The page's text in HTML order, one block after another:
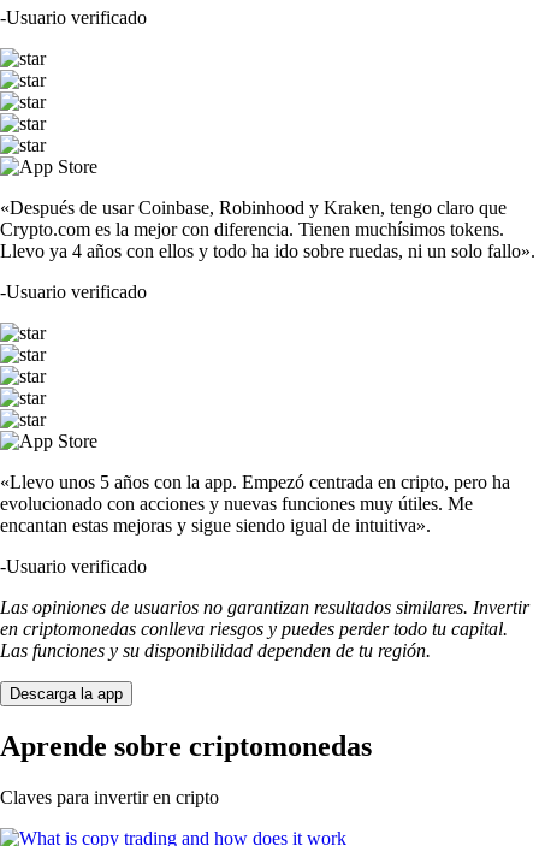
-Usuario verificado
«Después de usar Coinbase, Robinhood y Kraken, tengo claro que
Crypto.com es la mejor con diferencia. Tienen muchísimos tokens.
Llevo ya 4 años con ellos y todo ha ido sobre ruedas, ni un solo fallo».
-Usuario verificado
«Llevo unos 5 años con la app. Empezó centrada en cripto, pero ha
evolucionado con acciones y nuevas funciones muy útiles. Me
encantan estas mejoras y sigue siendo igual de intuitiva».
-Usuario verificado
Las opiniones de usuarios no garantizan resultados similares. Invertir
en criptomonedas conlleva riesgos y puedes perder todo tu capital.
Las funciones y su disponibilidad dependen de tu región.
Descarga la app
Aprende sobre criptomonedas
Claves para invertir en cripto